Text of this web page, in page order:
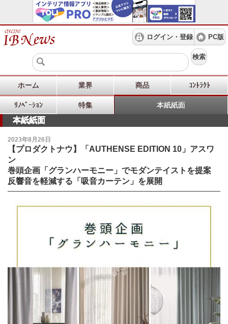
ログイン・登録 PC版
検索
ホーム 業界 商品 ｺﾝﾄﾗｸﾄ
ﾘﾉﾍﾞｰｼｮﾝ 特集 本紙紙面
本紙紙面
2023年8月26日
【プロダクトナウ】「AUTHENSE EDITION 10」アスワ
ン
巻頭企画「グランハーモニー」でモダンテイストを提案
反響音を軽減する「吸音カーテン」を展開